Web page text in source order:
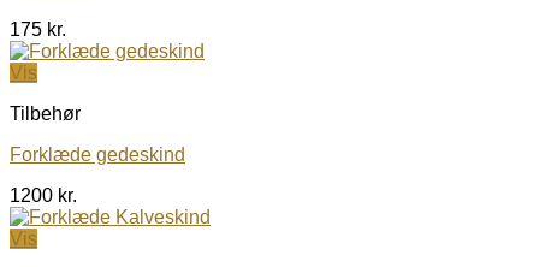
175 kr.
Vis
Tilbehør
Forklæde gedeskind
1200 kr.
Vis